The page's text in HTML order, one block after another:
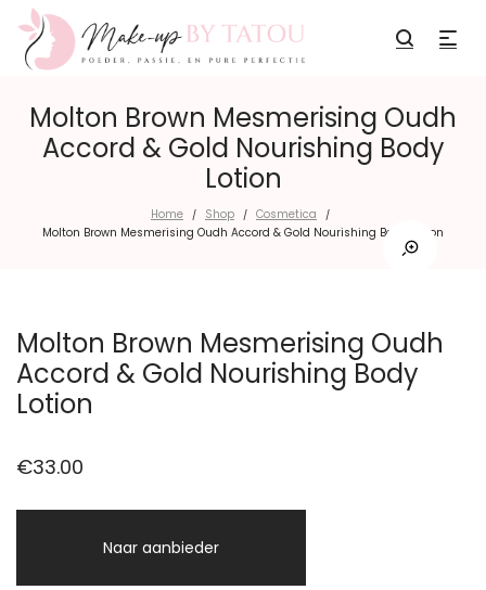
Molton Brown Mesmerising Oudh
Accord & Gold Nourishing Body
Lotion
Home / Shop / Cosmetica /
Molton Brown Mesmerising Oudh Accord & Gold Nourishing Body Lotion
Molton Brown Mesmerising Oudh
Accord & Gold Nourishing Body
Lotion
€33.00
Naar aanbieder